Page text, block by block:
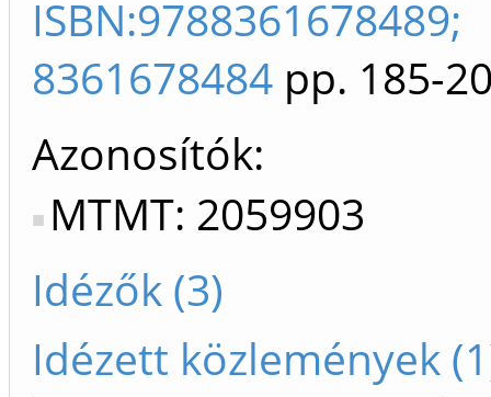
ISBN:9788361678489;
8361678484 pp. 185-
Azonosítók
MTMT: 2059903
Idézők (3)
Idézett közlemények